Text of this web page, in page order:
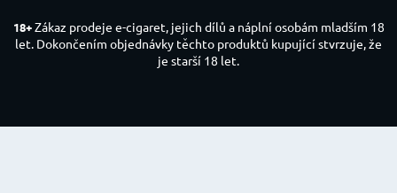
18+Zákaz prodeje e-cigaret, jejich dílů a náplní osobám mladším 18
let. Dokončením objednávky těchto produktů kupující stvrzuje, že
je starší 18 let.